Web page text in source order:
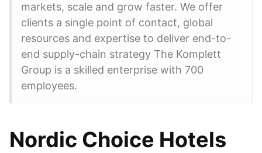
markets, scale and grow faster. We offer
clients a single point of contact, global
resources and expertise to deliver end-to-
end supply-chain strategy The Komplett
Group is a skilled enterprise with 700
employees.
Nordic Choice Hotels